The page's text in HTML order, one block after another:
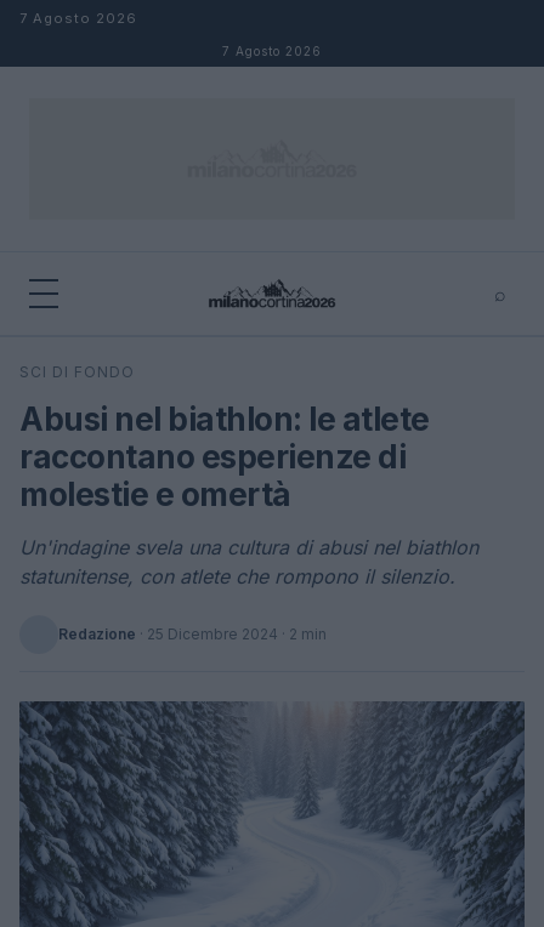
Salta al contenuto
7 Agosto 2026
7 Agosto 2026
⌕
Cerca
SCI DI FONDO
Abusi nel biathlon: le atlete
raccontano esperienze di
molestie e omertà
Un'indagine svela una cultura di abusi nel biathlon
statunitense, con atlete che rompono il silenzio.
Redazione · 25 Dicembre 2024 · 2 min